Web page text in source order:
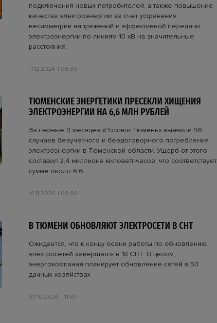
подключения новых потребителей, а также повышение
качества электроэнергии за счет устранения
несимметрии напряжений и эффективной передачи
электроэнергии по линиям 10 кВ на значительные
расстояния.
17.12.2024 06:30
ТЮМЕНСКИЕ ЭНЕРГЕТИКИ ПРЕСЕКЛИ ХИЩЕНИЯ
ЭЛЕКТРОЭНЕРГИИ НА 6,6 МЛН РУБЛЕЙ
За первые 9 месяцев «Россети Тюмень» выявили 96
случаев безучетного и бездоговорного потребления
электроэнергии в Тюменской области. Ущерб от этого
составил 2,4 миллиона киловатт-часов, что соответствует
сумме около 6,6
10.11.2024 09:00
В ТЮМЕНИ ОБНОВЛЯЮТ ЭЛЕКТРОСЕТИ В СНТ
Ожидается, что к концу осени работы по обновлению
электросетей завершатся в 18 СНТ. В целом,
энергокомпания планирует обновление сетей в 50
дачных хозяйствах
30.10.2024 11:30